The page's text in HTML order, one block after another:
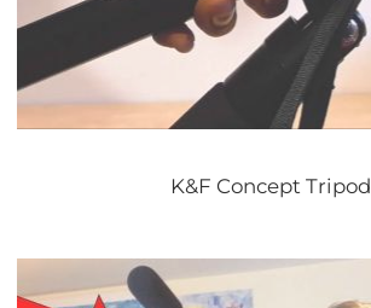
K&F Concept Tripod